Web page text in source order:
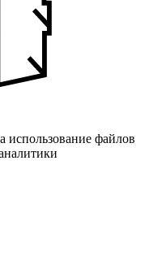
использование файлов